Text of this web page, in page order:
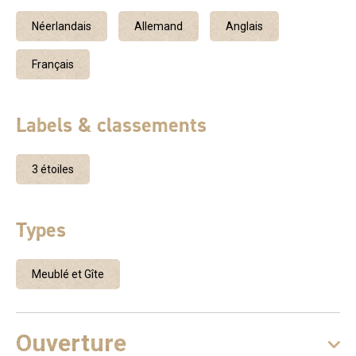
canoë, le VTT ou le cyclisme.
Néerlandais Allemand Anglais
Français
Labels & classements
3 étoiles
Types
Meublé et Gîte
Ouverture